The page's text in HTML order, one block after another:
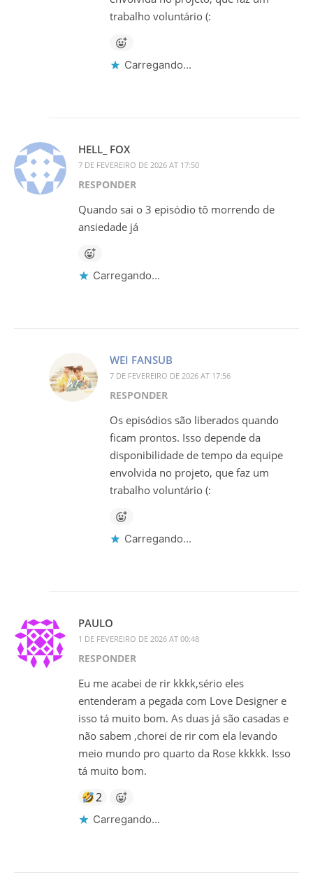
trabalho voluntário (:
Carregando...
HELL_ FOX
7 DE FEVEREIRO DE 2026 AT 17:50
RESPONDER
Quando sai o 3 episódio tô morrendo de
ansiedade já
Carregando...
WEI FANSUB
7 DE FEVEREIRO DE 2026 AT 17:56
RESPONDER
Os episódios são liberados quando
ficam prontos. Isso depende da
disponibilidade de tempo da equipe
envolvida no projeto, que faz um
trabalho voluntário (:
Carregando...
PAULO
1 DE FEVEREIRO DE 2026 AT 00:48
RESPONDER
Eu me acabei de rir kkkk,sério eles
entenderam a pegada com Love Designer e
isso tá muito bom. As duas já são casadas e
não sabem ,chorei de rir com ela levando
meio mundo pro quarto da Rose kkkkk. Isso
tá muito bom.
2
Carregando...